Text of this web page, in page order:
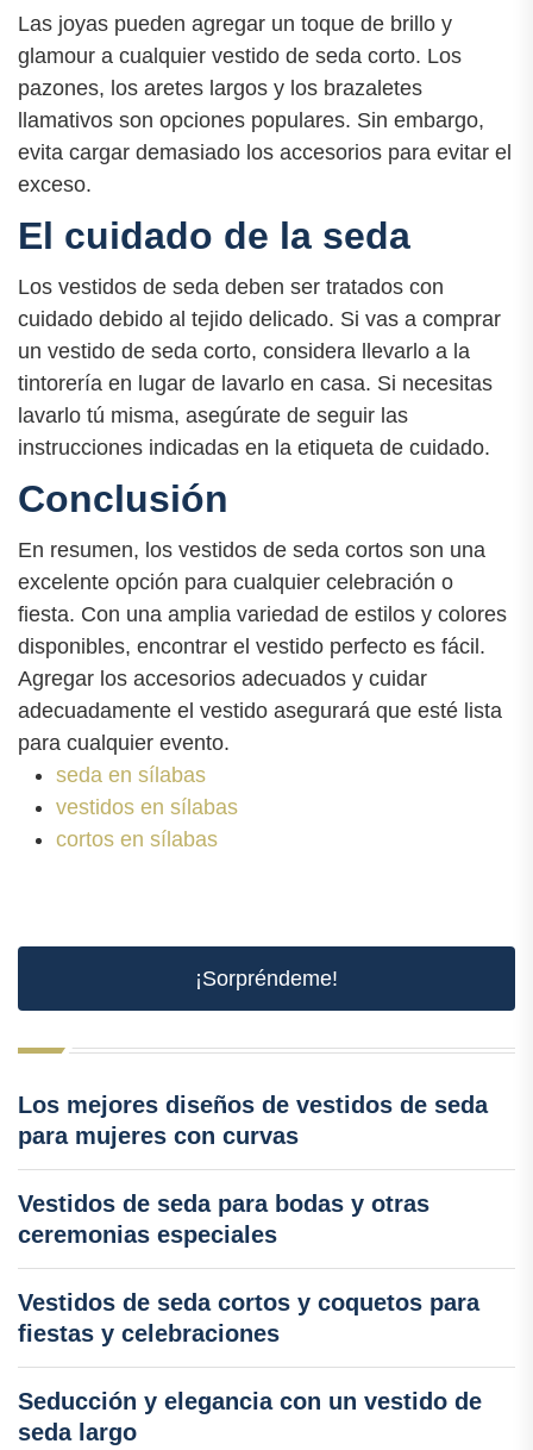
Las joyas pueden agregar un toque de brillo y
glamour a cualquier vestido de seda corto. Los
pazones, los aretes largos y los brazaletes
llamativos son opciones populares. Sin embargo,
evita cargar demasiado los accesorios para evitar el
exceso.
El cuidado de la seda
Los vestidos de seda deben ser tratados con
cuidado debido al tejido delicado. Si vas a comprar
un vestido de seda corto, considera llevarlo a la
tintorería en lugar de lavarlo en casa. Si necesitas
lavarlo tú misma, asegúrate de seguir las
instrucciones indicadas en la etiqueta de cuidado.
Conclusión
En resumen, los vestidos de seda cortos son una
excelente opción para cualquier celebración o
fiesta. Con una amplia variedad de estilos y colores
disponibles, encontrar el vestido perfecto es fácil.
Agregar los accesorios adecuados y cuidar
adecuadamente el vestido asegurará que esté lista
para cualquier evento.
seda en sílabas
vestidos en sílabas
cortos en sílabas
¡Sorpréndeme!
Los mejores diseños de vestidos de seda
para mujeres con curvas
Vestidos de seda para bodas y otras
ceremonias especiales
Vestidos de seda cortos y coquetos para
fiestas y celebraciones
Seducción y elegancia con un vestido de
seda largo